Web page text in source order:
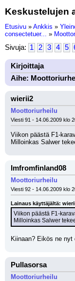
Keskustelujen
Etusivu » Ankkis »
consectetuer... »
Sivuja: 1 2 3 4 5
Kirjoittaja
Aihe:
wierii2
Moottoriurheilu
Viesti 91 - 14.06.2009 klo
Viikon päästä F1-
Milloinkas Salwer
Imfromfinland08
Moottoriurheilu
Viesti 92 - 14.06.2009 klo
Lainaus käyttäjältä:
Viikon päästä F1-
Milloinkas Salwer
Kiinaan? Eikös ne
Pullasorsa
Moottoriurheilu